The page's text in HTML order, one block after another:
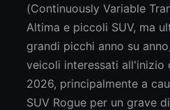
(Continuously Variable
Altima e piccoli SUV, ma
grandi picchi anno su
veicoli interessati
2026, principalmente a
SUV Rogue per un grave